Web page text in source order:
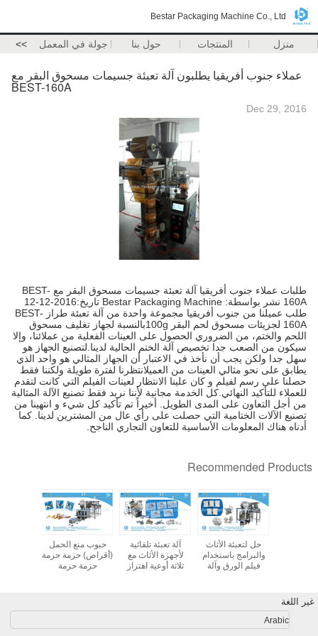
Bestar Packaging Machine Co., Ltd
منزل المنتجات حول بنا جولة في المعمل >>
عملاء جنوب أفريقيا يطلبون آلة تعبئة جسيمات مسحوق البقر مع
BEST-160A
Dec 29, 2016
طلبات عملاء جنوب أفريقيا آلة تعبئة جسيمات مسحوق البقر مع BEST-
160A نشر بواسطة: Bestar Packaging Machine تاريخ:2016-12-12
طلب عميلنا من جنوب أفريقيا مجموعة واحدة من آلة تعبئة طراز BEST-
160A لجزيئات مسحوق لحم البقر 100gبالنسبة لجهاز تغليف مسحوق
اللحم والختم، من الضروري الحصول على العينات الفعلية من عملائنا، وإلا
سيكون من الصعب جدا تخصيص آلة الختم الحالية لدينا.لتصنيع الجهاز هو
سهل جدا ولكن يجب أن نأخذ في الاعتبار أن الجهاز المثالي هو واحد الذي
يطابق على نحو مثالي العينات من العميلانتظرنا لفترة طويلة ولكننا فقط
حصلنا على رسم لفيلم و كان علينا الانتظار لعينات الفيلم التي كانت لتقدم
للعملاء للتأكيد النهائي.كل الخدمة مجانية لأننا نريد فقط تصنيع الآلة المثالية
من أجل التعاون على المدى الطويل. أخيراً تم تأكيد كل شيء و انتهينا من
تصنيع الآلات الختامية التي حصلت على رأي عال من المشترين لدينا. كما
أدناه هناك المعلومات الأساسية للتعاون التجاري الناجح.
Recommended Products
حبوب منع الحمل
(أقراص) حزمة حزمة
حزمة حزمة
آلة تعبئة تلقائية
لأجهزة الأثاث مع
ثلاثة أوعية اهتزاز
حل لتعبئة الأثاث
والبرامج باستخدام
فيلم الورق وآلة
غير اللغة
Arabic